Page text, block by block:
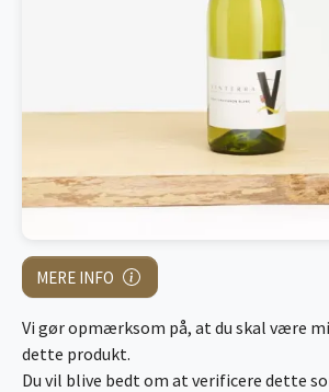
MERE INFO
Vi gør opmærksom på, at du skal være
dette produkt.
Du vil blive bedt om at verificere dette